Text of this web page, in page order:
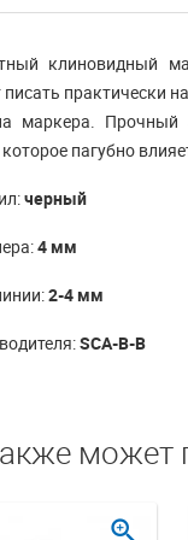
клиновидный
писать практически
маркера. Прочный
пагубно
черный
4 мм
2-4 мм
SCA-B-B
может
zoom_in